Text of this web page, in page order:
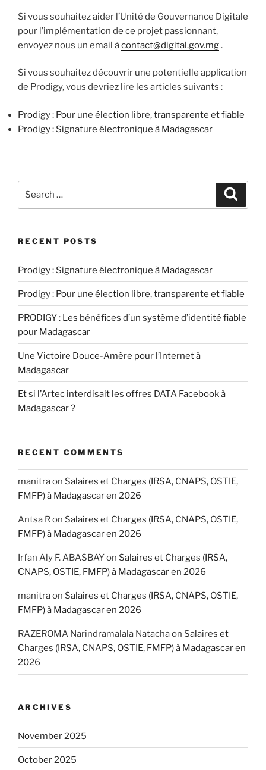
Si vous souhaitez aider l’Unité de Gouvernance Digitale
pour l’implémentation de ce projet passionnant,
envoyez nous un email àcontact@digital.gov.mg.
Si vous souhaitez découvrir une potentielle application
de Prodigy, vous devriez lire les articles suivants :
Prodigy : Pour une élection libre, transparente et fiable
Prodigy : Signature électronique à Madagascar
RECENT POSTS
Prodigy : Signature électronique à Madagascar
Prodigy : Pour une élection libre, transparente et fiable
PRODIGY : Les bénéfices d’un système d’identité fiable
pour Madagascar
Une Victoire Douce-Amère pour l’Internet à
Madagascar
Et si l’Artec interdisait les offres DATA Facebook à
Madagascar ?
RECENT COMMENTS
manitraon Salaires et Charges (IRSA, CNAPS, OSTIE,
FMFP) à Madagascar en 2026
Antsa Ron Salaires et Charges (IRSA, CNAPS, OSTIE,
FMFP) à Madagascar en 2026
Irfan Aly F. ABASBAYon Salaires et Charges (IRSA,
CNAPS, OSTIE, FMFP) à Madagascar en 2026
manitraon Salaires et Charges (IRSA, CNAPS, OSTIE,
FMFP) à Madagascar en 2026
RAZEROMA Narindramalala Natachaon Salaires et
Charges (IRSA, CNAPS, OSTIE, FMFP) à Madagascar en
2026
ARCHIVES
November 2025
October 2025